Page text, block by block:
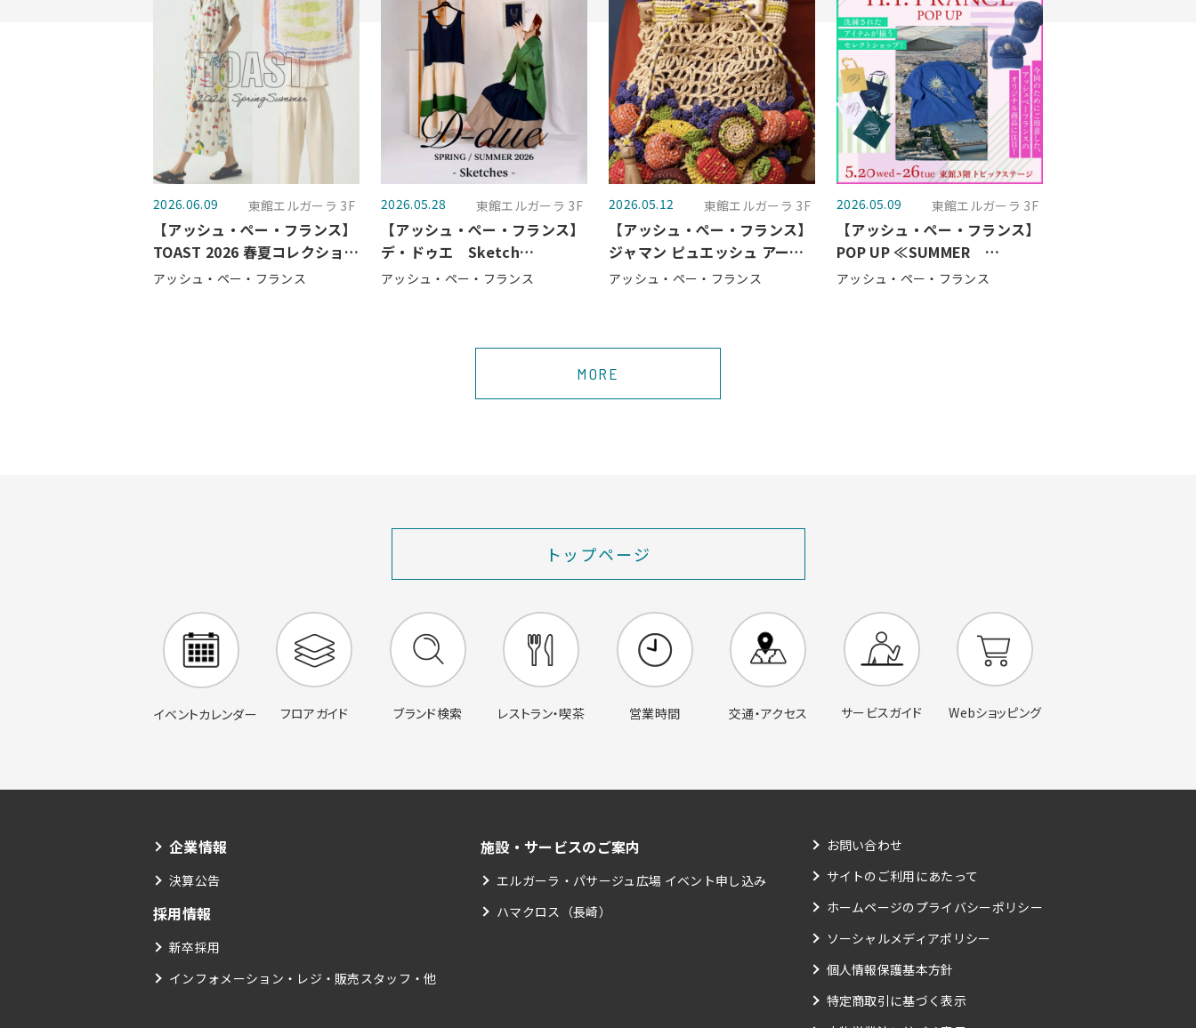
2026.06.09 東館エルガーラ 3F
【アッシュ・ぺー・フランス】
TOAST 2026 春夏コレクション
が届きました！
アッシュ・ペー・フランス
2026.05.28 東館エルガーラ 3F
【アッシュ・ぺー・フランス】
デ・ドゥエ Sketch
collection
アッシュ・ペー・フランス
2026.05.12 東館エルガーラ 3F
【アッシュ・ぺー・フランス】
ジャマン ピュエッシュ アーカ
イブコレクション☆
アッシュ・ペー・フランス
2026.05.09 東館エルガーラ 3F
【アッシュ・ぺー・フランス】
POP UP ≪SUMMER
MARKET ≫
アッシュ・ペー・フランス
MORE
トップページ
イベントカレンダー フロアガイド ブランド検索 レストラン・喫茶 営業時間 交通・アクセス サービスガイド Webショッピング
企業情報
決算公告
採用情報
新卒採用
インフォメーション・レジ・販売スタッフ・他
施設・サービスのご案内
エルガーラ・パサージュ広場 イベント申し込み
ハマクロス（長崎）
お問い合わせ
サイトのご利用にあたって
ホームページのプライバシーポリシー
ソーシャルメディアポリシー
個人情報保護基本方針
特定商取引に基づく表示